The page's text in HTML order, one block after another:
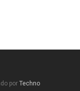
por Techno